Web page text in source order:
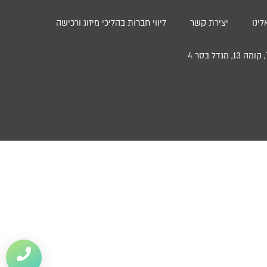
יצירת קשר ליווי חברות בהליכי מיזוג ורכישה